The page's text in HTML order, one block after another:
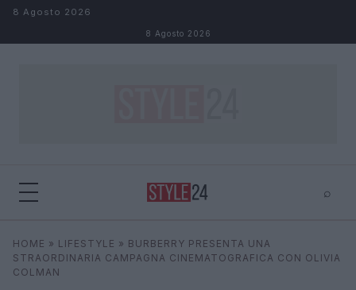
Salta al contenuto
8 Agosto 2026
8 Agosto 2026
⌕
Cerca
HOME » LIFESTYLE » BURBERRY PRESENTA UNA
STRAORDINARIA CAMPAGNA CINEMATOGRAFICA CON OLIVIA
COLMAN